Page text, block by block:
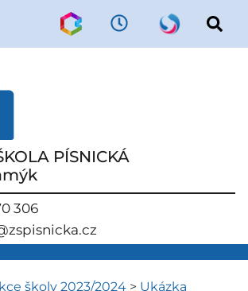
PÍSNICKÁ
306
školy 2023/2024 > Ukázka